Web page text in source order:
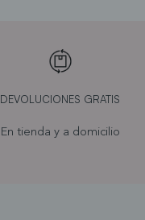
DEVOLUCIONES GRATIS
En tienda y a domicilio